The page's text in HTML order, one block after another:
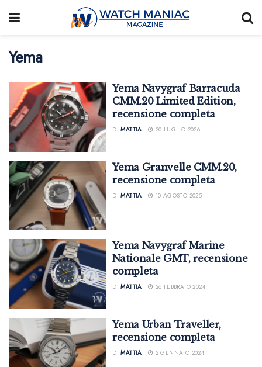
Yema
Yema Navygraf Barracuda
CMM.20 Limited Edition,
recensione completa
DI MATTIA 20 LUGLIO 2026
Yema Granvelle CMM.20,
recensione completa
DI MATTIA 10 AGOSTO 2025
Yema Navygraf Marine
Nationale GMT, recensione
completa
DI MATTIA 26 FEBBRAIO 2024
Yema Urban Traveller,
recensione completa
DI MATTIA 2 GENNAIO 2024